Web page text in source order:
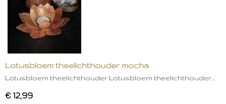
Lotusbloem theelichthouder mocha
Lotusbloem theelichthouder Lotusbloem theelichthouder…
€ 12,99